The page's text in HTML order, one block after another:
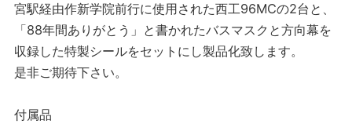
宮駅経由作新学院前行に使用された西工96MCの2台と、
「88年間ありがとう」と書かれたバスマスクと方向幕を
収録した特製シールをセットにし製品化致します。
是非ご期待下さい。
付属品